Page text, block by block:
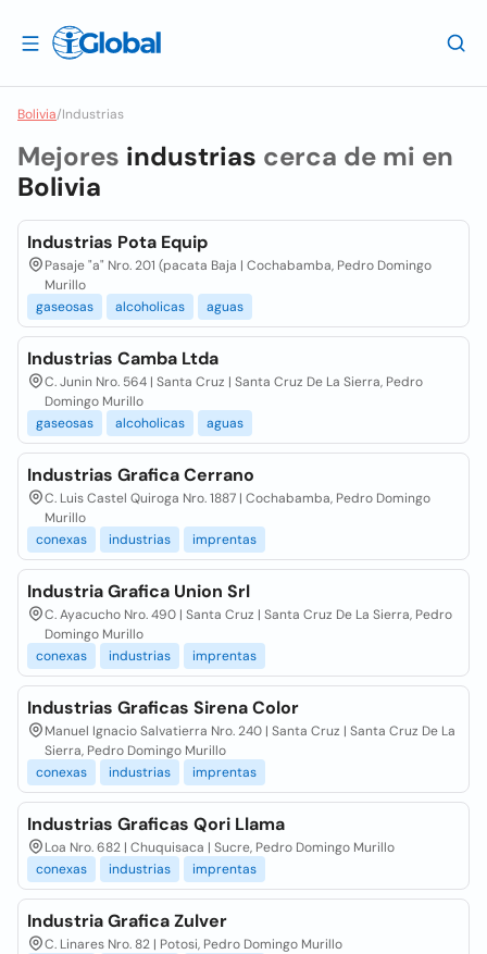
Bolivia/Industrias
Mejores industrias cerca de mi en
Bolivia
Industrias Pota Equip
Pasaje "a" Nro. 201 (pacata Baja | Cochabamba, Pedro Domingo
Murillo
gaseosas
alcoholicas aguas
Industrias Camba Ltda
C. Junin Nro. 564 | Santa Cruz | Santa Cruz De La Sierra, Pedro
Domingo Murillo
gaseosas
alcoholicas aguas
Industrias Grafica Cerrano
C. Luis Castel Quiroga Nro. 1887 | Cochabamba, Pedro Domingo
Murillo
conexas
industrias imprentas
Industria Grafica Union Srl
C. Ayacucho Nro. 490 | Santa Cruz | Santa Cruz De La Sierra, Pedro
Domingo Murillo
conexas
industrias imprentas
Industrias Graficas Sirena Color
Manuel Ignacio Salvatierra Nro. 240 | Santa Cruz | Santa Cruz De La
Sierra, Pedro Domingo Murillo
conexas
industrias imprentas
Industrias Graficas Qori Llama
Loa Nro. 682 | Chuquisaca | Sucre, Pedro Domingo Murillo
conexas
industrias imprentas
Industria Grafica Zulver
C. Linares Nro. 82 | Potosi, Pedro Domingo Murillo